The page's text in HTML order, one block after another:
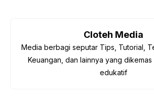
b A
p
Li
er gr
a
m
Cloteh Media
Media berbagi seputar Tips, Tutorial,
Keuangan, dan lainnya yang
edukatif